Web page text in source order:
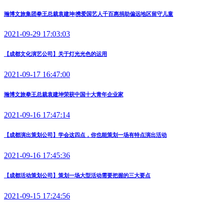
瀚博文旅集团拳王总裁袁建坤|携爱国艺人千百惠捐助偏远地区留守儿童
2021-09-29 17:03:03
【成都文化演艺公司】关于灯光光色的运用
2021-09-17 16:47:00
瀚博文旅拳王总裁袁建坤荣获中国十大青年企业家
2021-09-16 17:47:14
【成都演出策划公司】学会这四点，你也能策划一场有特点演出活动
2021-09-16 17:45:36
【成都活动策划公司】策划一场大型活动需要把握的三大要点
2021-09-15 17:24:56